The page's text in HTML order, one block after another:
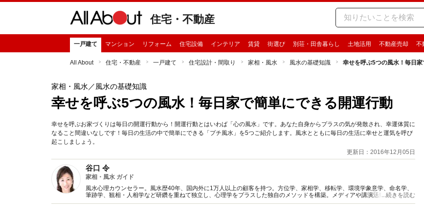
住宅・不動産
一戸建て マンション リフォーム 住宅設備 インテリア 賃貸 街選び 別荘・田舎暮らし 土地活用 不動産売却 不
All About 住宅・不動産 一戸建て 住宅設計・間取り 家相・風水 風水の基礎知識 幸せを呼ぶ5つの風水！毎日
家相・風水 ／風水の基礎知識
幸せを呼ぶ5つの風水！毎日家で簡単にできる開運行動
幸せを呼ぶお家づくりは毎日の開運行動から！開運行動とはいわば「心の風水」です。あなた自身からプラスの気が発散され、幸運体質に
なること間違いなしです！毎日の生活の中で簡単にできる「プチ風水」を5つご紹介します。風水とともに毎日の生活に幸せと運気を呼び
起こしましょう。
更新日：2016年12月05日
谷口 令
家相・風水 ガイド
風水心理カウンセラー。風水歴40年、国内外に1万人以上の顧客を持つ。方位学、家相学、移転学、環境学象意学、命名学、
筆跡学、観相・人相学など研鑽を重ねて独立し、心理学をプラスした独自のメソッドを構築。メディアや講演活動を通して、
毎日の生活に風水や家相を無理なく取り入れる方法を発信している。
...続きを読む